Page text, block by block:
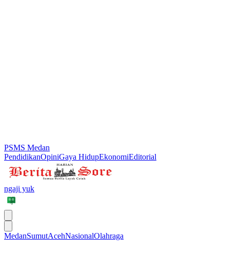
PSMS Medan
PendidikanOpiniGaya HidupEkonomiEditorial
ngaji yuk
MedanSumutAcehNasionalOlahraga